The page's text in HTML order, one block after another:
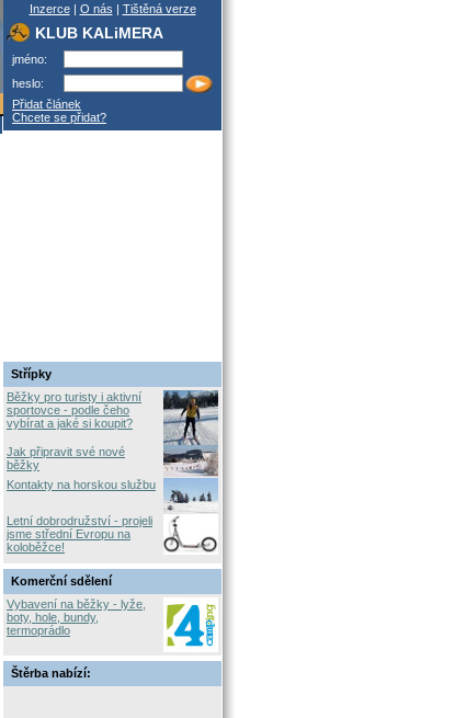
Inzerce| O nás | Tištěná verze
KLUB KALiMERA
jméno:
heslo:
Přidat článek
Chcete se přidat?
Střípky
Běžky pro turisty i aktivní
sportovce - podle čeho
vybírat a jaké si koupit?
Jak připravit své nové
běžky
Kontakty na horskou službu
Letní dobrodružství - projeli
jsme střední Evropu na
koloběžce!
Komerční sdělení
Vybavení na běžky - lyže,
boty, hole, bundy,
termoprádlo
Štěrba nabízí: